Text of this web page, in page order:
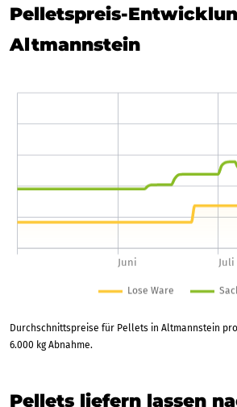
Pelletspreis-
Altmannstein
Durchschnittspreise für Pellets in Altmannstein
6.000 kg Abnahme.
Pellets liefern lassen